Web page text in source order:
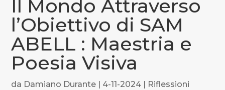
Il Mondo Attraverso
l’Obiettivo di SAM
ABELL : Maestria e
Poesia Visiva
da Damiano Durante | 4-11-2024 | Riflessioni